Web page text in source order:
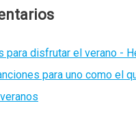
para disfrutar el verano -
para uno como el